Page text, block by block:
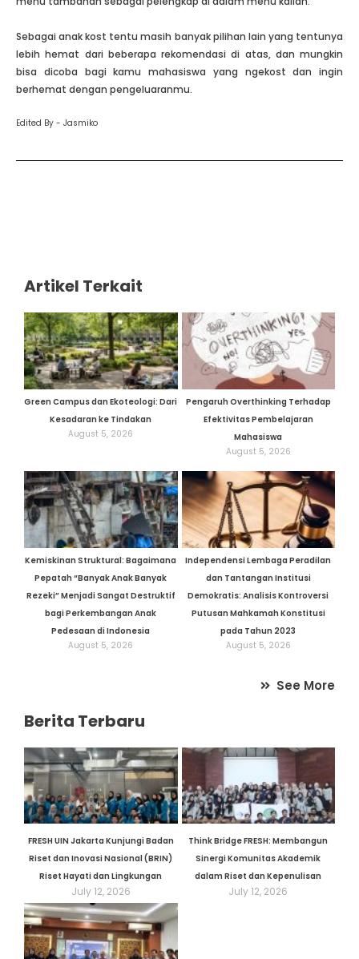
Sebagai anak kost tentu masih banyak pilihan lain yang tentunya
lebih hemat dari beberapa rekomendasi di atas, dan mungkin
bisa dicoba bagi kamu mahasiswa yang ngekost dan ingin
berhemat dengan pengeluaranmu.
Edited By - Jasmiko
Artikel Terkait
Green Campus dan Ekoteologi: Dari
Kesadaran ke Tindakan
August 5, 2026
Pengaruh Overthinking Terhadap
Efektivitas Pembelajaran
Mahasiswa
August 5, 2026
Kemiskinan Struktural: Bagaimana
Pepatah “Banyak Anak Banyak
Rezeki” Menjadi Sangat Destruktif
bagi Perkembangan Anak
Pedesaan di Indonesia
August 5, 2026
Independensi Lembaga Peradilan
dan Tantangan Institusi
Demokratis: Analisis Kontroversi
Putusan Mahkamah Konstitusi
pada Tahun 2023
August 5, 2026
See More
Berita Terbaru
FRESH UIN Jakarta Kunjungi Badan
Riset dan Inovasi Nasional (BRIN)
Riset Hayati dan Lingkungan
July 12, 2026
Think Bridge FRESH: Membangun
Sinergi Komunitas Akademik
dalam Riset dan Kepenulisan
July 12, 2026